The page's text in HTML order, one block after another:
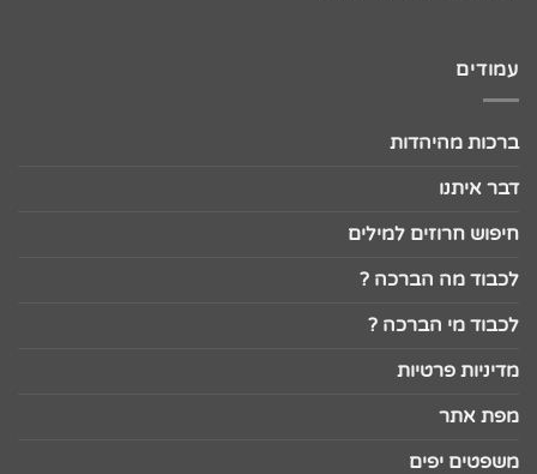
עמודים
ברכות מהיהדות
דבר איתנו
חיפוש חרוזים למילים
לכבוד מה הברכה ?
לכבוד מי הברכה ?
מדיניות פרטיות
מפת אתר
משפטים יפים